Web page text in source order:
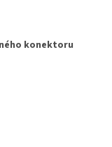
konektoru